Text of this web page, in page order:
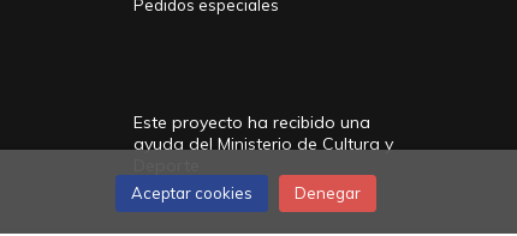
Pedidos especiales
Este proyecto ha recibido una
ayuda del Ministerio de Cultura y
Aceptar cookies Denegar